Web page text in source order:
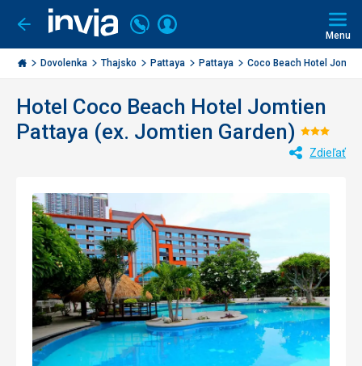
Ísť
späť
Invia.sk
Volajte
+421
2
3221
Prihlásiť
Menu
Dovolenka Thajsko Pattaya Pattaya Coco Beach Hotel Jomti...
Hotel Coco Beach Hotel Jomtien
Pattaya (ex. Jomtien Garden)
3/5
Zdieľať